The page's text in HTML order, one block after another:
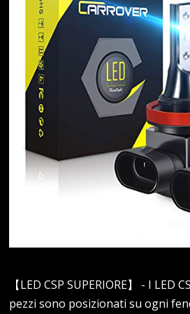
【LED CSP SUPERIORE】 - I LED
pezzi sono posizionati su ogni